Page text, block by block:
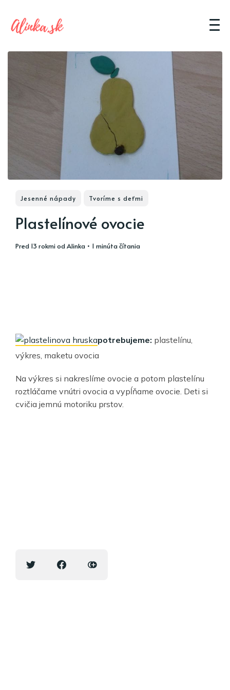
Jesenné nápady Tvoríme s deťmi
Plastelínové ovocie
pred 13 rokmiodAlinka • 1 minúta čítania
potrebujeme: plastelínu,
výkres, maketu ovocia
Na výkres si nakreslíme ovocie a potom plastelínu
roztláčame vnútri ovocia a vypĺňame ovocie. Deti si
cvičia jemnú motoriku prstov.